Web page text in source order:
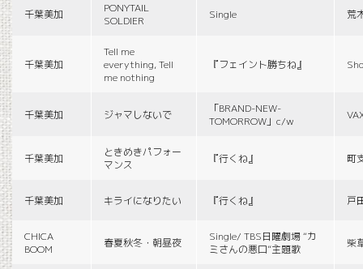
千葉美加
PONYTAIL
SOLDIER
Single 荒
千葉美加
Tell me
everything, Tell
me nothing
『フェイント勝ちね』
千葉美加 ジャマしないで
「BRAND-NEW-
TOMORROW」c/w
千葉美加
ときめきパフォー
マンス
『行くね』 町
千葉美加 キライになりたい 『行くね』 戸
CHICA
BOOM
春夏秋冬・朝昼夜
Single/ TBS日曜劇場 “カ
ミさんの悪口”主題歌
柴